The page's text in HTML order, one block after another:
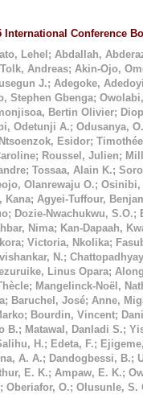
International Conference
Lehel ; Abdallah,
Tolk, Andreas; Akin-Ojo,
J.; Adegoke,
Stephen Gbenga;
Bertin Olivier;
Odetunji A.; Odusanya, O.
Ntsoenzok, Esidor;
; Roussel, Julien;
; Tossaa, Alain K.;
Olanrewaju O.; Osinibi,
Kana; Agyei-Tuffour,
; Dozie-Nwachukwu, S.O.;
Nima; Kan-Dapaah,
; Victoria, Nkolika;
N.;
Linus Opara;
; Mangelinck-Noël,
; Baruchel, José; Anne,
; Bourdin, Vincent;
B.; Matawal, Danladi S.;
H.; Edeta, F.;
A. A.; Dandogbessi, B.;
E. K.; Ampaw, E. K.;
; Oberiafor, O.; Olusunle, S.